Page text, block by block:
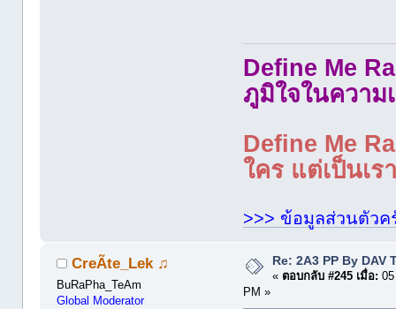
Define Me
ภูมิใจในความ
Define Me
ใคร แต่เป็นเ
>>> ข้อมูลส่วนตัวค
CreÃte_Lek ♫
BuRaPha_TeAm
Global Moderator
Re: 2A3 PP By DAV
« ตอบกลับ #245 เมื่อ:
PM »